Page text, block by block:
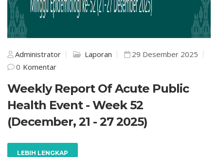
Administrator Laporan
29 Desember 2025
0 Komentar
Weekly Report Of Acute Public
Health Event - Week 52
(December, 21 - 27 2025)
LEBIH LENGKAP